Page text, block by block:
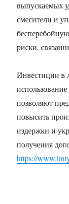
выпускаемых
смесители и
риски,
Инвестиции в
позволяют
повысить
издержки и
получения
https://